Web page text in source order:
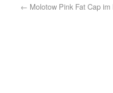
← Molotow Pink Fat Cap